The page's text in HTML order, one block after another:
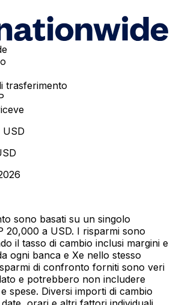
trasferimento
USD
sono basati su un singolo
20,000 a USD. I risparmi sono
il tasso di cambio inclusi margini e
ogni banca e Xe nello stesso
di confronto forniti sono veri
e potrebbero non includere
spese. Diversi importi di cambio